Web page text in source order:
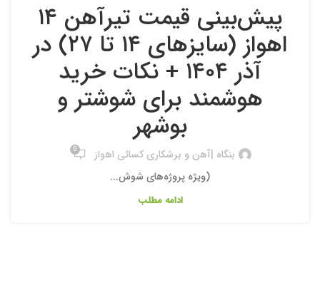
پیش‌بینی قیمت تیرآهن ۱۴
اهواز (سایزهای ۱۴ تا ۲۷) در
آذر ۱۴۰۴ + نکات خرید
هوشمند برای شوشتر و
بوشهر
بنگاه |آهن و برشکاری کسائی اهواز 0
(ویژه پروژه‌های شوش...
ادامه مطلب